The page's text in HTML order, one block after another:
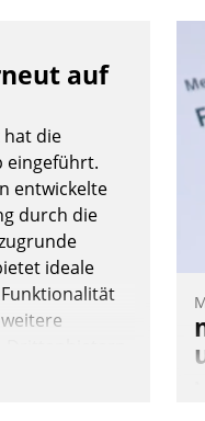
auf
hat die
eingeführt.
entwickelte
durch die
ideale